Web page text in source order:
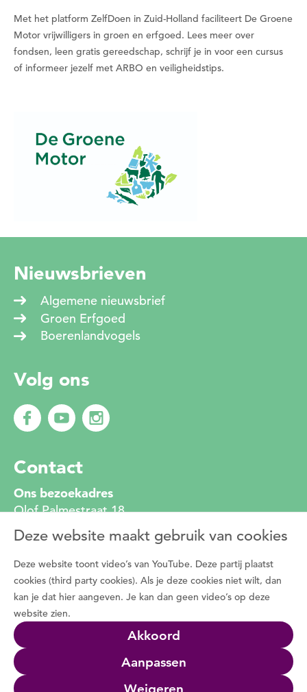
Deze website maakt gebruik van cookies
Deze website toont video’s van YouTube. Deze partij plaatst
cookies (third party cookies). Als je deze cookies niet wilt, dan
kan je dat hier aangeven. Je kan dan geen video’s op deze
website zien.
Akkoord
Aanpassen
Met het platform ZelfDoen in Zuid-Holland faciliteert De Groene
Motor vrijwilligers in groen en erfgoed. Lees meer over
fondsen, leen gratis gereedschap, schrijf je in voor een cursus
of informeer jezelf met ARBO en veiligheidstips.
Nieuwsbrieven
Algemene nieuwsbrief
Groen Erfgoed
Boerenlandvogels
Volg ons
Contact
Ons bezoekadres
Olof Palmestraat 18
2616 LR Delft
010 272 2222
info@degroenemotorzh.nl
Wat is De Groene Motor
Duizenden vrijwilligers zetten zich dagelijks in
voor de natuur, het groen in de buurt en de
natuurbeleving met bewoners. Programma De
Groene Motor faciliteert deze vrijwilligers.
Om gereedschap te kunnen lenen moet je eerst
een datum kiezen
Wil je nu een datum kiezen?